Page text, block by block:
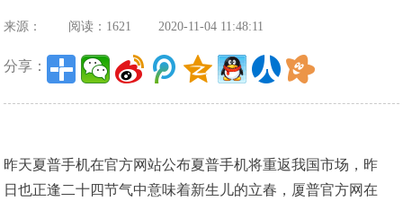
来源： 阅读：1621 2020-11-04 11:48:11
分享：
昨天夏普手机在官方网站公布夏普手机将重返我国市场，昨
日也正逢二十四节气中意味着新生儿的立春，厦普官方网在